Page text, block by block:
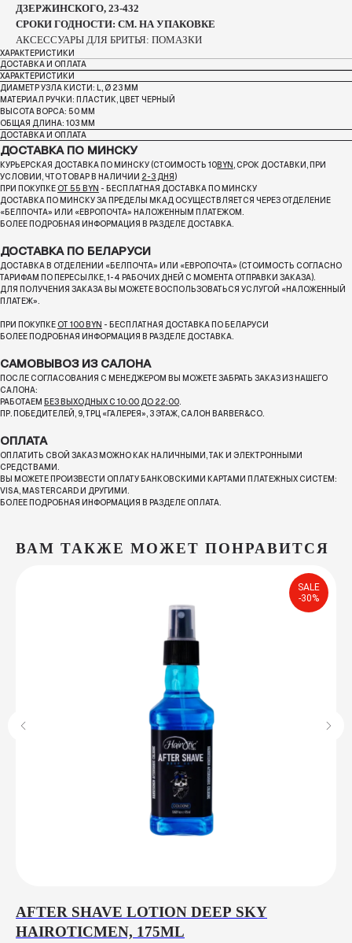
ДЗЕРЖИНСКОГО, 23-432
СРОКИ ГОДНОСТИ: СМ. НА УПАКОВКЕ
АКСЕССУАРЫ ДЛЯ БРИТЬЯ: ПОМАЗКИ
ХАРАКТЕРИСТИКИ
ДОСТАВКА И ОПЛАТА
ХАРАКТЕРИСТИКИ
ДИАМЕТР УЗЛА КИСТИ: L, Ø 23 ММ
МАТЕРИАЛ РУЧКИ: ПЛАСТИК, ЦВЕТ ЧЕРНЫЙ
ВЫСОТА ВОРСА: 50 ММ
ОБЩАЯ ДЛИНА: 103 ММ
ДОСТАВКА И ОПЛАТА
ДОСТАВКА ПО МИНСКУ
КУРЬЕРСКАЯ ДОСТАВКА ПО МИНСКУ (СТОИМОСТЬ 10BYN, СРОК ДОСТАВКИ, ПРИ
УСЛОВИИ, ЧТО ТОВАР В НАЛИЧИИ 2-3 ДНЯ )
ПРИ ПОКУПКЕ ОТ 55 BYN - БЕСПЛАТНАЯ ДОСТАВКА ПО МИНСКУ
ДОСТАВКА ПО МИНСКУ ЗА ПРЕДЕЛЫ МКАД ОСУЩЕСТВЛЯЕТСЯ ЧЕРЕЗ ОТДЕЛЕНИЕ
«БЕЛПОЧТА» ИЛИ «ЕВРОПОЧТА» НАЛОЖЕННЫМ ПЛАТЕЖОМ.
БОЛЕЕ ПОДРОБНАЯ ИНФОРМАЦИЯ В РАЗДЕЛЕ ДОСТАВКА.
ДОСТАВКА ПО БЕЛАРУСИ
ДОСТАВКА В ОТДЕЛЕНИИ «БЕЛПОЧТА» ИЛИ «ЕВРОПОЧТА» (СТОИМОСТЬ СОГЛАСНО
ТАРИФАМ ПО ПЕРЕСЫЛКЕ, 1-4 РАБОЧИХ ДНЕЙ С МОМЕНТА ОТПРАВКИ ЗАКАЗА).
ДЛЯ ПОЛУЧЕНИЯ ЗАКАЗА ВЫ МОЖЕТЕ ВОСПОЛЬЗОВАТЬСЯ УСЛУГОЙ «НАЛОЖЕННЫЙ
ПЛАТЕЖ».
ПРИ ПОКУПКЕ ОТ 100 BYN - БЕСПЛАТНАЯ ДОСТАВКА ПО БЕЛАРУСИ
БОЛЕЕ ПОДРОБНАЯ ИНФОРМАЦИЯ В РАЗДЕЛЕ ДОСТАВКА.
САМОВЫВОЗ ИЗ САЛОНА
ПОСЛЕ СОГЛАСОВАНИЯ С МЕНЕДЖЕРОМ ВЫ МОЖЕТЕ ЗАБРАТЬ ЗАКАЗ ИЗ НАШЕГО
САЛОНА:
РАБОТАЕМ БЕЗ ВЫХОДНЫХ С 10:00 ДО 22:00.
ПР. ПОБЕДИТЕЛЕЙ, 9, ТРЦ «ГАЛЕРЕЯ», 3 ЭТАЖ, САЛОН BARBER&CO.
ОПЛАТА
ОПЛАТИТЬ СВОЙ ЗАКАЗ МОЖНО КАК НАЛИЧНЫМИ, ТАК И ЭЛЕКТРОННЫМИ
СРЕДСТВАМИ.
ВЫ МОЖЕТЕ ПРОИЗВЕСТИ ОПЛАТУ БАНКОВСКИМИ КАРТАМИ ПЛАТЕЖНЫХ СИСТЕМ:
VISA, MASTERCARD И ДРУГИМИ.
БОЛЕЕ ПОДРОБНАЯ ИНФОРМАЦИЯ В РАЗДЕЛЕ ОПЛАТА.
ВАМ ТАКЖЕ МОЖЕТ ПОНРАВИТСЯ
SALE
-30%
AFTER SHAVE LOTION DEEP SKY
HAIROTICMEN, 175ML